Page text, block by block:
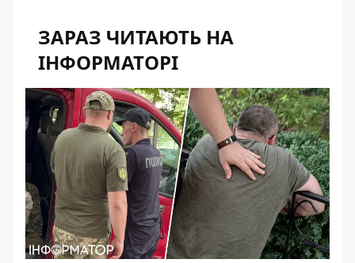
ЗАРАЗ ЧИТАЮТЬ НА
ІНФОРМАТОРІ